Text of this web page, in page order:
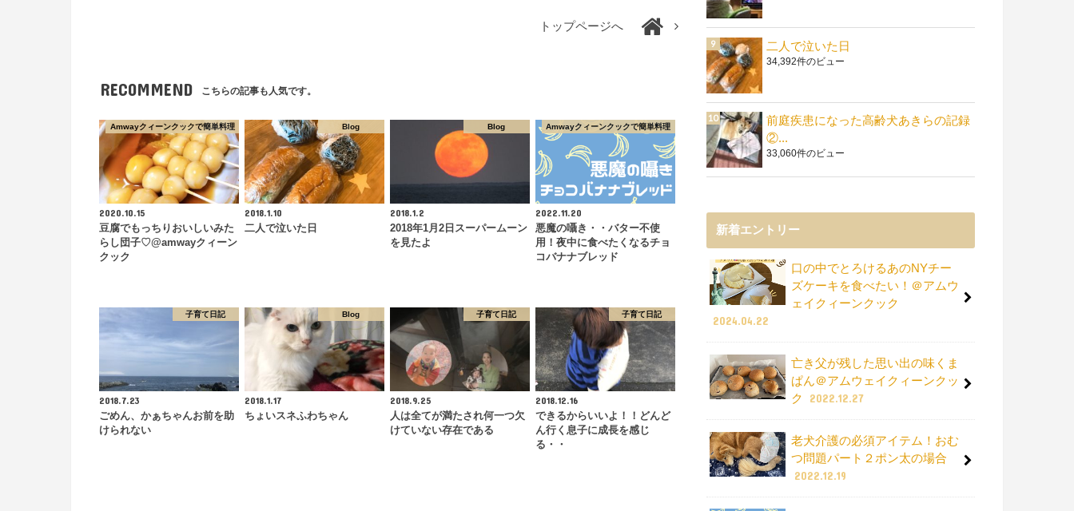
トップページへ
RECOMMEND こちらの記事も人気です。
Amwayクィーンクックで簡単料理
2020.10.15
豆腐でもっちりおいしいみた
らし団子♡@amwayクィーン
クック
Blog
2018.1.10
二人で泣いた日
Blog
2018.1.2
2018年1月2日スーパームーン
を見たよ
Amwayクィーンクックで簡単料理
2022.11.20
悪魔の囁き・・バター不使
用！夜中に食べたくなるチョ
コバナナブレッド
子育て日記
2018.7.23
ごめん、かぁちゃんお前を助
けられない
Blog
2018.1.17
ちょいスネふわちゃん
子育て日記
2018.9.25
人は全てが満たされ何一つ欠
けていない存在である
子育て日記
2018.12.16
できるからいいよ！！どんど
ん行く息子に成長を感じ
る・・
二人で泣いた日
34,392件のビュー
前庭疾患になった高齢犬あきらの記録
②...
33,060件のビュー
新着エントリー
口の中でとろけるあのNYチー
ズケーキを食べたい！＠アムウ
ェイクィーンクック
2024.04.22
亡き父が残した思い出の味くま
ぱん＠アムウェイクィーンクッ
ク
2022.12.27
老犬介護の必須アイテム！おむ
つ問題パート２ポン太の場合
2022.12.19